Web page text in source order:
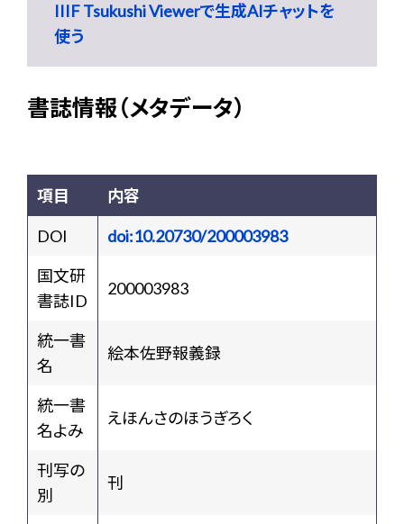
IIIF Tsukushi Viewerで生成AIチャットを
使う
書誌情報（メタデータ）
項目 内容
DOI
doi:10.20730/200003983
国文研
書誌ID
200003983
統一書
名
絵本佐野報義録
統一書
名よみ
えほんさのほうぎろく
刊写の
別
刊